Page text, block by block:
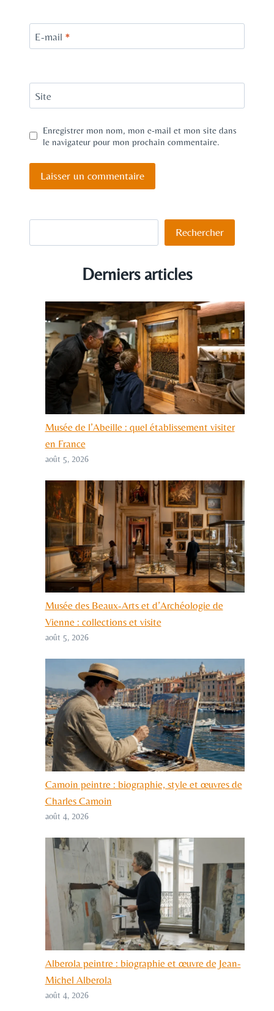
E-mail *
Site
Enregistrer mon nom, mon e-mail et mon site dans
le navigateur pour mon prochain commentaire.
RechercherRechercher
Derniers articles
Musée de l’Abeille : quel établissement visiter
en France
août 5, 2026
Musée des Beaux-Arts et d’Archéologie de
Vienne : collections et visite
août 5, 2026
Camoin peintre : biographie, style et œuvres de
Charles Camoin
août 4, 2026
Alberola peintre : biographie et œuvre de Jean-
Michel Alberola
août 4, 2026